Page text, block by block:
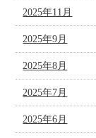
2025年11月
2025年9月
2025年8月
2025年7月
2025年6月